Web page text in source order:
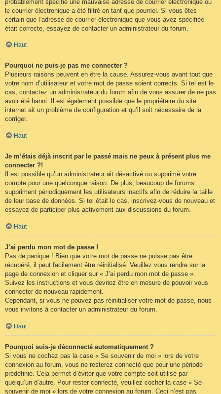
probablement spécifié une mauvaise adresse de courrier électronique ou
le courrier électronique a été filtré en tant que pourriel. Si vous êtes
certain que l’adresse de courrier électronique que vous avez spécifiée
était correcte, essayez de contacter un administrateur du forum.
Haut
Pourquoi ne puis-je pas me connecter ?
Plusieurs raisons peuvent en être la cause. Assurez-vous avant tout que
votre nom d’utilisateur et votre mot de passe soient corrects. Si tel est le
cas, contactez un administrateur du forum afin de vous assurer de ne pas
avoir été banni. Il est également possible que le propriétaire du site
internet ait un problème de configuration et qu’il soit nécessaire de la
corriger.
Haut
Je m’étais déjà inscrit par le passé mais ne peux à présent plus me
connecter ?!
Il est possible qu’un administrateur ait désactivé ou supprimé votre
compte pour une quelconque raison. De plus, beaucoup de forums
suppriment périodiquement les utilisateurs inactifs afin de réduire la taille
de leur base de données. Si tel était le cas, inscrivez-vous de nouveau et
essayez de participer plus activement aux discussions du forum.
Haut
J’ai perdu mon mot de passe !
Pas de panique ! Bien que votre mot de passe ne puisse pas être
récupéré, il peut facilement être réinitialisé. Veuillez vous rendre sur la
page de connexion et cliquer sur « J’ai perdu mon mot de passe ».
Suivez les instructions et vous devriez être en mesure de pouvoir vous
connecter de nouveau rapidement.
Cependant, si vous ne pouvez pas réinitialiser votre mot de passe, nous
vous invitons à contacter un administrateur du forum.
Haut
Pourquoi suis-je déconnecté automatiquement ?
Si vous ne cochez pas la case « Se souvenir de moi » lors de votre
connexion au forum, vous ne resterez connecté que pour une période
prédéfinie. Cela permet d’éviter que votre compte soit utilisé par
quelqu’un d’autre. Pour rester connecté, veuillez cocher la case « Se
souvenir de moi » lors de votre connexion au forum. Ceci n’est pas